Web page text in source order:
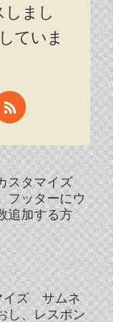
しまし
ていま
スタマイズ
フッターにウ
追加する方
イズ サムネ
し、レスポン